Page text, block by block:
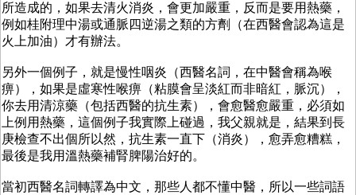
所造成的，如果去清火消炎，會更加嚴重，反而是要用熱藥，
例如桂附理中湯或通脈四逆湯之類的方劑（在西醫會認為這是
火上加油）才有辦法。
另外一個例子，就是慢性咽炎（西醫名詞，在中醫會稱為喉
痹），如果是虛寒性喉痹（粘膜會呈淡紅而非暗紅，脈沉），
你去用清涼藥（包括西醫的抗生素），會愈醫愈嚴重，必須如
上例用熱藥，這個例子我實際上碰過，我父親就是，結果到長
庚檢查不出個所以然，抗生素一直下（消炎），愈弄愈糟糕，
最後是我用溫熱藥補腎脾陽治好的。
當初西醫名詞轉譯為中文，那些人都不懂中醫，所以一些詞語